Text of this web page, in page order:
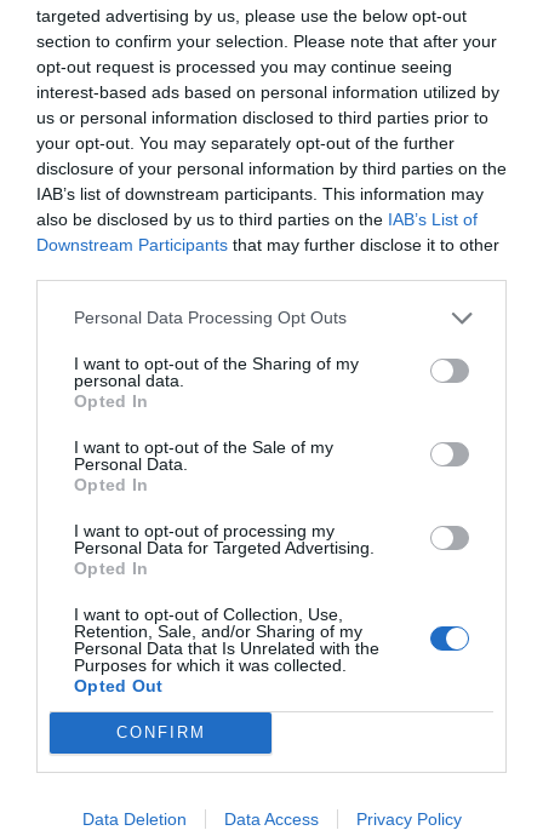
targeted advertising by us, please use the below opt-out
section to confirm your selection. Please note that after your
opt-out request is processed you may continue seeing
interest-based ads based on personal information utilized by
us or personal information disclosed to third parties prior to
your opt-out. You may separately opt-out of the further
disclosure of your personal information by third parties on the
IAB’s list of downstream participants. This information may
also be disclosed by us to third parties on the IAB’s List of
Downstream Participants that may further disclose it to other
Personal Data Processing Opt Outs
I want to opt-out of the Sharing of my
personal data.
Opted In
I want to opt-out of the Sale of my
Personal Data.
Opted In
I want to opt-out of processing my
Personal Data for Targeted Advertising.
Opted In
I want to opt-out of Collection, Use,
Retention, Sale, and/or Sharing of my
Personal Data that Is Unrelated with the
Purposes for which it was collected.
Opted Out
CONFIRM
Data Deletion Data Access Privacy Policy
Nokia, Ericsson... Huawei: lo que importan
son las patentes
Eulogio López
Isabel Pantoja pierde dos pleitos
con Hacienda por 700.000
euros... suma y sigue
El IBEX 35 cerró la sesión del
miércoles en los 20.057 puntos,
un nuevo récord
Eulogio López
Argumentos
protectoras. Así, el 12 de agosto sólo